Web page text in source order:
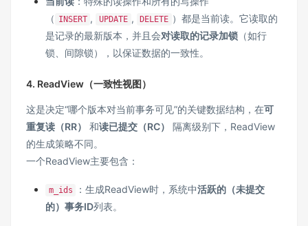
（ INSERT , UPDATE , DELETE ）都是当前读。它读取的
是记录的最新版本，并且会对读取的记录加锁 （如行
锁、间隙锁），以保证数据的一致性。
4. ReadView（一致性视图）
这是决定“哪个版本对当前事务可见”的关键数据结构，在可
重复读（RR）
和读已提交（RC）
隔离级别下，ReadView
的生成策略不同。
一个ReadView主要包含：
m_ids ：生成ReadView时，系统中活跃的（未提交
的）事务ID列表。